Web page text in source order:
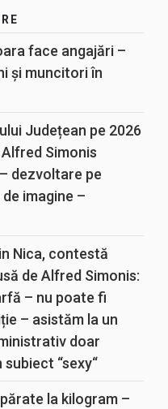
face angajări –
și muncitori în
Județean pe 2026
Simonis
dezvoltare pe
imagine –
Nica, contestă
de Alfred Simonis:
– nu poate fi
– asistăm la un
doar
“sexy“
la kilogram –